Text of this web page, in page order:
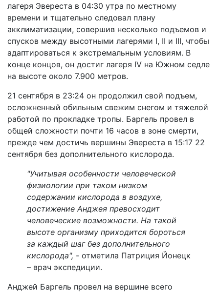
лагеря Эвереста в 04:30 утра по местному
времени и тщательно следовал плану
акклиматизации, совершив несколько подъемов и
спусков между высотными лагерями I, II и III, чтобы
адаптироваться к экстремальным условиям. В
конце концов, он достиг лагеря IV на Южном седле
на высоте около 7.900 метров.
21 сентября в 23:24 он продолжил свой подъем,
осложненный обильным свежим снегом и тяжелой
работой по прокладке тропы. Баргель провел в
общей сложности почти 16 часов в зоне смерти,
прежде чем достичь вершины Эвереста в 15:17 22
сентября без дополнительного кислорода.
"Учитывая особенности человеческой
физиологии при таком низком
содержании кислорода в воздухе,
достижение Анджея превосходит
человеческие возможности. На такой
высоте организму приходится бороться
за каждый шаг без дополнительного
кислорода", - отметила Патриция Йонецк
– врач экспедиции.
Анджей Баргель провел на вершине всего